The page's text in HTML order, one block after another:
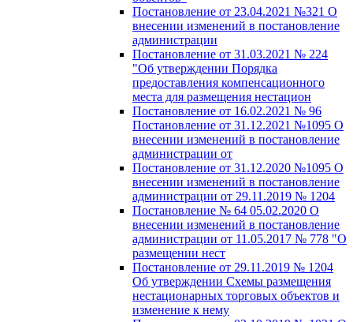
Постановление от 23.04.2021 №321 О
внесении изменений в постановление
администрации
Постановление от 31.03.2021 № 224
"Об утверждении Порядка
предоставления компенсационного
места для размещения нестацион
Постановление от 16.02.2021 № 96
Постановление от 31.12.2021 №1095 О
внесении изменений в постановление
администрации от
Постановление от 31.12.2020 №1095 О
внесении изменений в постановление
администрации от 29.11.2019 № 1204
Постановление № 64 05.02.2020 О
внесении изменений в постановление
администрации от 11.05.2017 № 778 "О
размещении нест
Постановление от 29.11.2019 № 1204
Об утверждении Схемы размещения
нестационарных торговых объектов и
изменение к нему